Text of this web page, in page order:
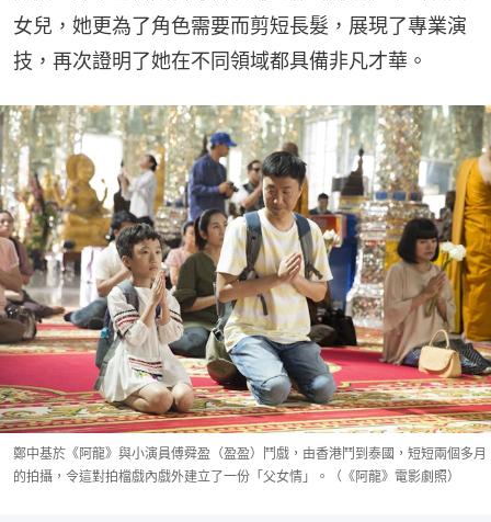
女兒，她更為了角色需要而剪短長髮，展現了專業演
技，再次證明了她在不同領域都具備非凡才華。
鄭中基於《阿龍》與小演員傅舜盈（盈盈）鬥戲，由香港鬥到泰國，短短兩個多月
的拍攝，令這對拍檔戲內戲外建立了一份「父女情」。（《阿龍》電影劇照）